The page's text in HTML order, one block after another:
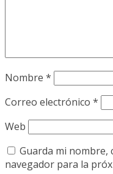
Nombre *
Correo electrónico *
Web
Guarda mi nombre,
navegador para la